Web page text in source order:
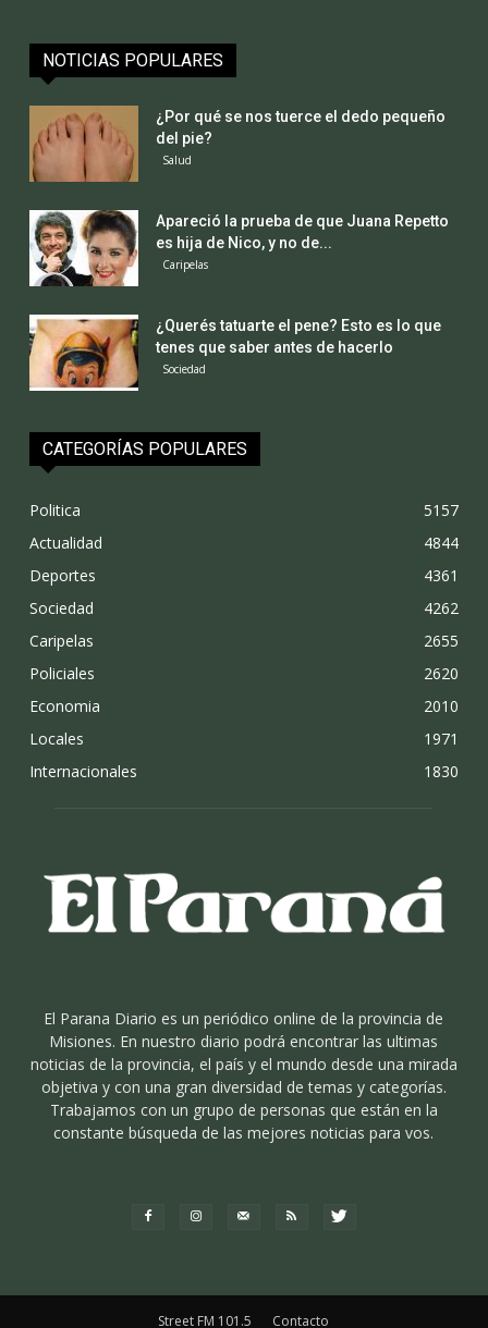
NOTICIAS POPULARES
¿Por qué se nos tuerce el dedo pequeño
del pie?
Salud
Apareció la prueba de que Juana Repetto
es hija de Nico, y no de...
Caripelas
¿Querés tatuarte el pene? Esto es lo que
tenes que saber antes de hacerlo
Sociedad
CATEGORÍAS POPULARES
Politica
5157
Actualidad
4844
Deportes
4361
Sociedad
4262
Caripelas
2655
Policiales
2620
Economia
2010
Locales
1971
Internacionales
1830
El Parana Diario es un periódico online de la provincia de
Misiones. En nuestro diario podrá encontrar las ultimas
noticias de la provincia, el país y el mundo desde una mirada
objetiva y con una gran diversidad de temas y categorías.
Trabajamos con un grupo de personas que están en la
constante búsqueda de las mejores noticias para vos.
Street FM 101.5 Contacto